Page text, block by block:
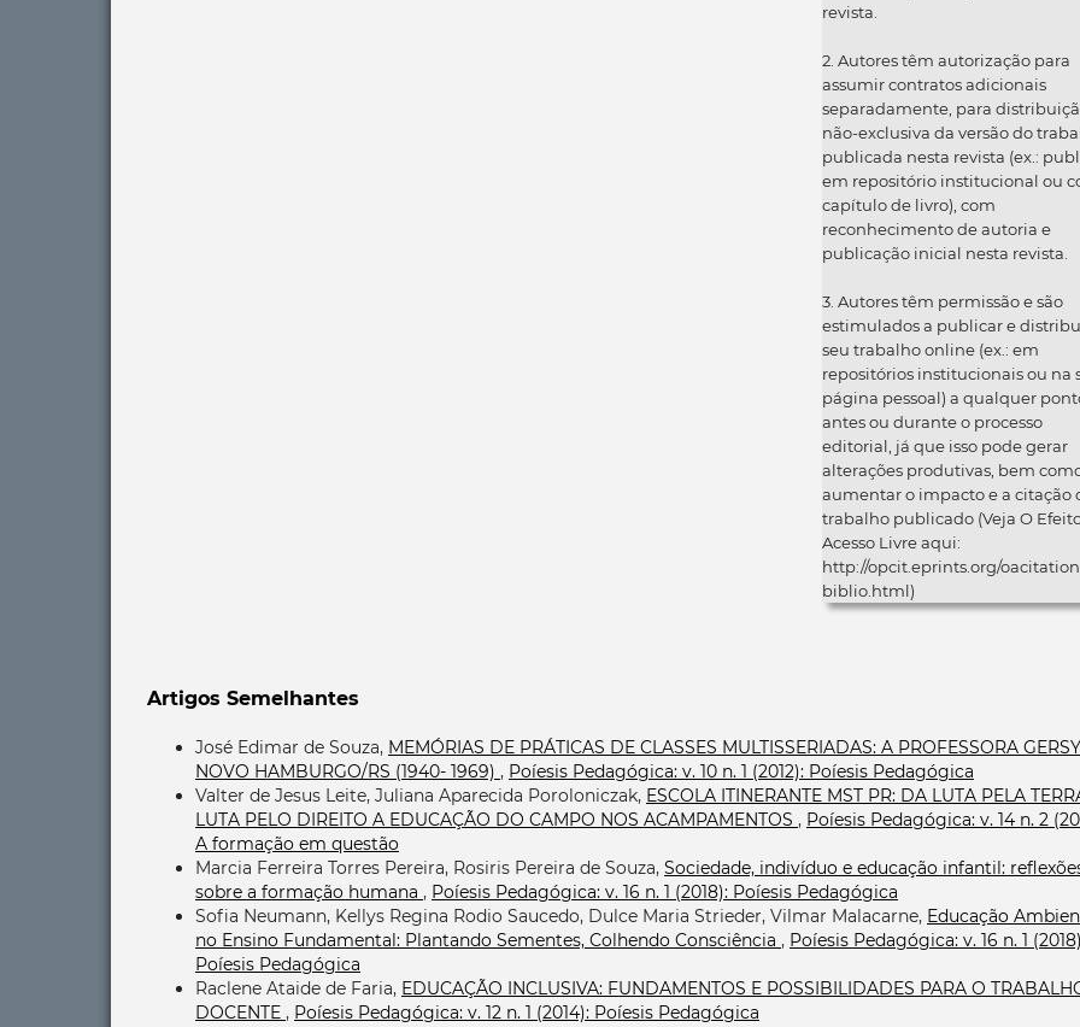
revista.
2. Autores têm autorização para
assumir contratos adicionais
separadamente, para
não-exclusiva da versão do
publicada nesta revista (ex.:
em repositório institucional ou
capítulo de livro), com
reconhecimento de autoria e
publicação inicial nesta revista.
3. Autores têm permissão e são
estimulados a publicar e
seu trabalho online (ex.: em
repositórios institucionais ou na
página pessoal) a qualquer
antes ou durante o processo
editorial, já que isso pode gerar
alterações produtivas, bem
aumentar o impacto e a citação
trabalho publicado (Veja O
Acesso Livre aqui:
http://opcit.eprints.org/
biblio.html)
Artigos Semelhantes
José Edimar de Souza, MEMÓRIAS DE PRÁTICAS DE CLASSES MULTISSERIADAS: A PROFESSORA
NOVO HAMBURGO/RS (1940- 1969) , Poíesis Pedagógica: v. 10 n. 1 (2012): Poíesis Pedagógica
Valter de Jesus Leite, Juliana Aparecida Poroloniczak, ESCOLA ITINERANTE MST PR: DA LUTA PELA
LUTA PELO DIREITO A EDUCAÇÃO DO CAMPO NOS ACAMPAMENTOS , Poíesis Pedagógica: v. 14 n. 2
A formação em questão
Marcia Ferreira Torres Pereira, Rosiris Pereira de Souza, Sociedade, indivíduo e educação infantil:
sobre a formação humana , Poíesis Pedagógica: v. 16 n. 1 (2018): Poíesis Pedagógica
Sofia Neumann, Kellys Regina Rodio Saucedo, Dulce Maria Strieder, Vilmar Malacarne, Educação
no Ensino Fundamental: Plantando Sementes, Colhendo Consciência , Poíesis Pedagógica: v. 16 n. 1
Poíesis Pedagógica
Raclene Ataide de Faria, EDUCAÇÃO INCLUSIVA: FUNDAMENTOS E POSSIBILIDADES PARA O
DOCENTE , Poíesis Pedagógica: v. 12 n. 1 (2014): Poíesis Pedagógica